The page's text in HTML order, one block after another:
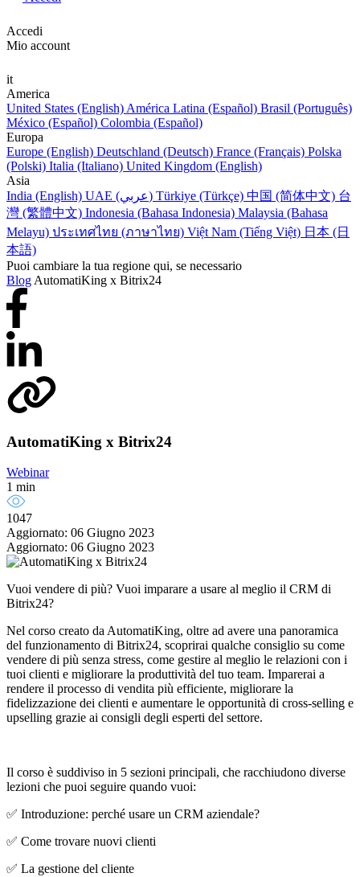
Accedi
Mio account
it
America
United States (English) América Latina (Español) Brasil (Português)
México (Español) Colombia (Español)
Europa
Europe (English) Deutschland (Deutsch) France (Français) Polska
(Polski) Italia (Italiano) United Kingdom (English)
Asia
India (English)
UAE (عربي) Türkiye (Türkçe) 中国 (简体中文) 台
灣 (繁體中文) Indonesia (Bahasa Indonesia) Malaysia (Bahasa
Melayu) ประเทศไทย (ภาษาไทย) Việt Nam (Tiếng Việt) 日本 (日
本語)
Puoi cambiare la tua regione qui, se necessario
Blog AutomatiKing x Bitrix24
AutomatiKing x Bitrix24
Webinar
1 min
1047
Aggiornato: 06 Giugno 2023
Aggiornato: 06 Giugno 2023
Vuoi vendere di più? Vuoi imparare a usare al meglio il CRM di
Bitrix24?
Nel corso creato da AutomatiKing, oltre ad avere una panoramica
del funzionamento di Bitrix24, scoprirai qualche consiglio su come
vendere di più senza stress, come gestire al meglio le relazioni con i
tuoi clienti e migliorare la produttività del tuo team. Imparerai a
rendere il processo di vendita più efficiente, migliorare la
fidelizzazione dei clienti e aumentare le opportunità di cross-selling e
upselling grazie ai consigli degli esperti del settore.
Il corso è suddiviso in 5 sezioni principali, che racchiudono diverse
lezioni che puoi seguire quando vuoi:
✅ Introduzione: perché usare un CRM aziendale?
✅ Come trovare nuovi clienti
✅ La gestione del cliente